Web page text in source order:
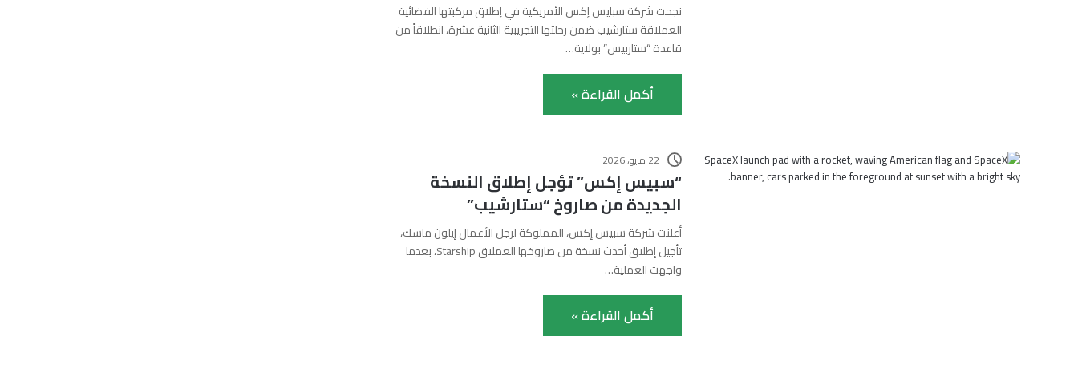
نجحت شركة سبايس إكس الأمريكية في إطلاق مركبتها الفضائية
العملاقة ستارشيب ضمن رحلتها التجريبية الثانية عشرة، انطلاقاً من
قاعدة “ستاربيس” بولاية…
أكمل القراءة »
22 مايو، 2026
“سبيس إكس” تؤجل إطلاق النسخة
الجديدة من صاروخ “ستارشيب”
أعلنت شركة سبيس إكس، المملوكة لرجل الأعمال إيلون ماسك،
تأجيل إطلاق أحدث نسخة من صاروخها العملاق Starship، بعدما
واجهت العملية…
أكمل القراءة »